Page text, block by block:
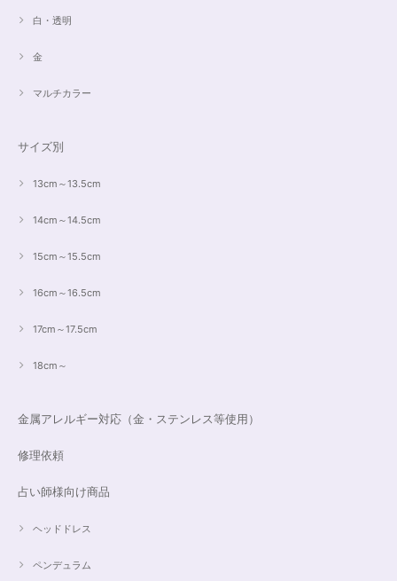
白・透明
金
マルチカラー
サイズ別
13cm～13.5cm
14cm～14.5cm
15cm～15.5cm
16cm～16.5cm
17cm～17.5cm
18cm～
金属アレルギー対応（金・ステンレス等使用）
修理依頼
占い師様向け商品
ヘッドドレス
ペンデュラム